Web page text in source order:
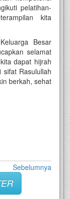
pelatihan-
kita
Besar
selamat
dapat hijrah
Rasulullah
berkah, sehat
Sebelumnya